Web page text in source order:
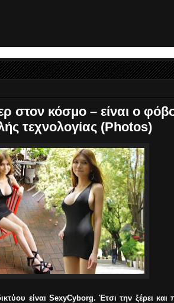
στον κόσμο – είναι ο
τεχνολογίας (Photos)
είναι SexyCyborg. Έτσι την ξέρει και